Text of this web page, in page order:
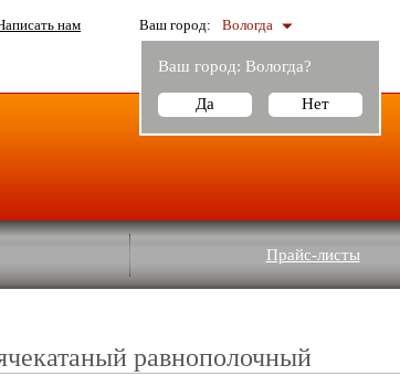
нам Ваш город: Вологда
Ваш город: Вологда?
Да Нет
Прайс-листы
равнополочный